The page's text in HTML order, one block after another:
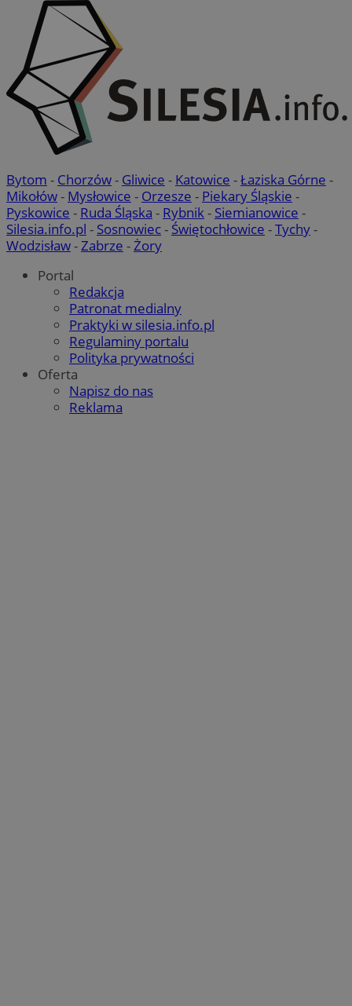
Bytom - Chorzów- Gliwice - Katowice -Łaziska Górne -
Mikołów- Mysłowice - Orzesze - Piekary Śląskie -
Pyskowice - Ruda Śląska - Rybnik- Siemianowice -
Silesia.info.pl - Sosnowiec- Świętochłowice -Tychy-
Wodzisław-Zabrze -Żory
Portal
Redakcja
Patronat medialny
Praktyki w silesia.info.pl
Regulaminy portalu
Polityka prywatności
Oferta
Napisz do nas
Reklama